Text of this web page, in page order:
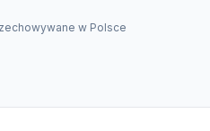
w Polsce